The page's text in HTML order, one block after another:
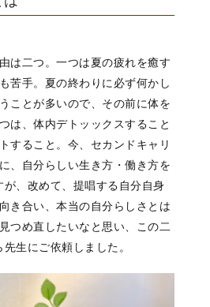
は二つ。 一つは夏の疲れを癒す
苦手。 夏の終わりに必ず何かし
ことが多いので、 その前に体を
は、 体内デトッックスすること
すること。 今、 セカンドキャリ
、
自分らしい生き方・働き方を
、 改めて、提唱する自分自身
き合い、 本当の自分らしさとは
つめ直したいなと思い、
この二
先生にご依頼しました。